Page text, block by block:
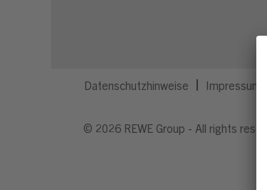
Datenschutzhinweise Impressum
© 2026 REWE Group - All rights